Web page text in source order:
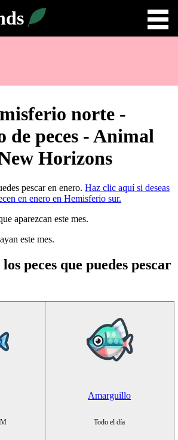
norte -
de peces - Animal
Horizons
pescar en enero. Haz clic aquí si deseas
en enero en Hemisferio sur.
aparezcan este mes.
este mes.
peces que puedes pescar
Amarguillo
Todo el día